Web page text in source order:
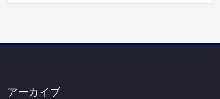
アーカイブ